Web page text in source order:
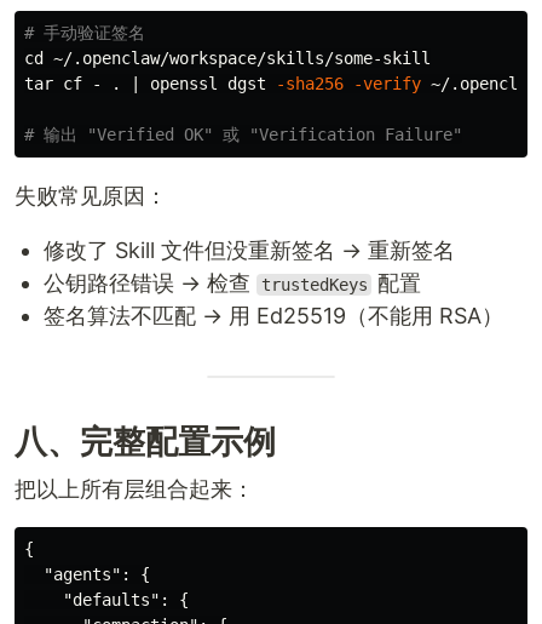
# 手动验证签名
cd
tar cf - . | openssl dgst -sha256 -verify ~/
# 输出 "Verified OK" 或 "Verification Failure"
失败常见原因：
修改了 Skill 文件但没重新签名 → 重新签名
公钥路径错误 → 检查
trustedKeys 配置
签名算法不匹配 → 用 Ed25519（不能用 RSA）
八、完整配置示例
把以上所有层组合起来：
{
"agents" :
{
"defaults" :
{